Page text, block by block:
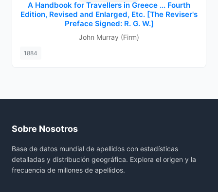
A Handbook for Travellers in Greece ... Fourth
Edition, Revised and Enlarged, Etc. [The Reviser's
Preface Signed: R. G. W.]
John Murray (Firm)
1884
Sobre Nosotros
Base de datos mundial de apellidos con estadísticas
detalladas y distribución geográfica. Explora el origen y la
frecuencia de millones de apellidos.